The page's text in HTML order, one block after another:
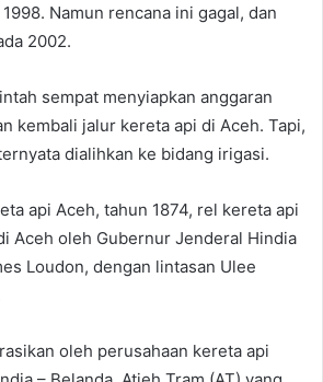
Namun rencana ini gagal, dan
2002.
sempat menyiapkan anggaran
kembali jalur kereta api di Aceh. Tapi,
dialihkan ke bidang irigasi.
api Aceh, tahun 1874, rel kereta api
Aceh oleh Gubernur Jenderal Hindia
Loudon, dengan lintasan Ulee
oleh perusahaan kereta api